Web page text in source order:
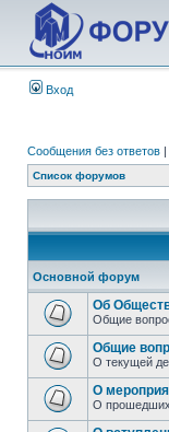
Вход
Сообщения без ответов |
Список форумов
Основной форум
Об
Общие
Общие
О текущей
О
О прошедших